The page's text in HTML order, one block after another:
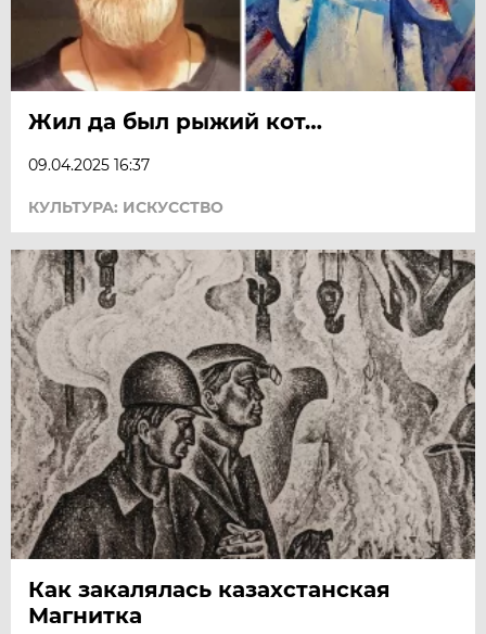
Жил да был рыжий кот…
09.04.2025 16:37
КУЛЬТУРА: ИСКУССТВО
Как закалялась казахстанская
Магнитка